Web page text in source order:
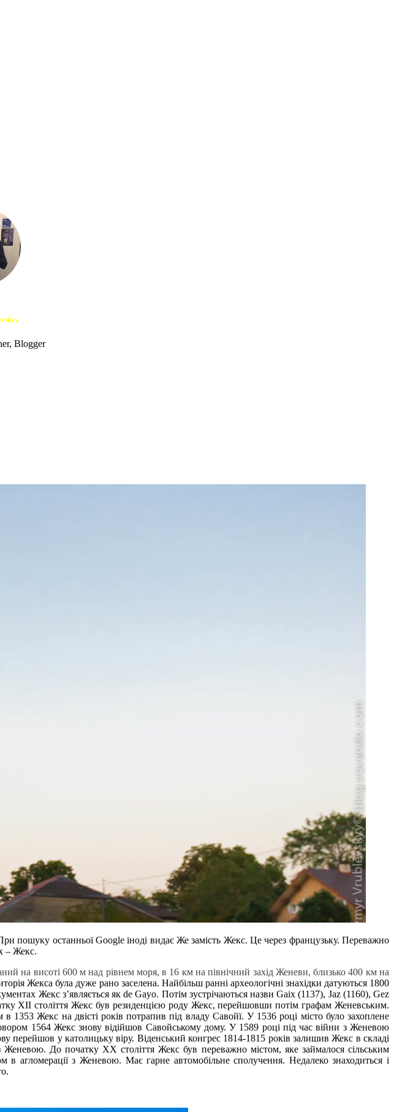
Blogger
пошуку останньої Google іноді видає Же замість Жекс. Це через французьку. Переважно
– Жекс.
на висоті 600 м над рівнем моря, в 16 км на північний захід Женеви, близько 400 км на
Жекса була дуже рано заселена. Найбільш ранні археологічні знахідки датуються 1800
Жекс з’являється як de Gayo. Потім зустрічаються назви Gaix (1137), Jaz (1160), Gez
XII століття Жекс був резиденцією роду Жекс, перейшовши потім графам Женевським.
Жекс на двісті років потрапив під владу Савойї. У 1536 році місто було захоплене
1564 Жекс знову відійшов Савойському дому. У 1589 році під час війни з Женевою
перейшов у католицьку віру. Віденський конгрес 1814-1815 років залишив Жекс в складі
До початку XX століття Жекс був переважно містом, яке займалося сільським
агломерації з Женевою. Має гарне автомобільне сполучення. Недалеко знаходиться і